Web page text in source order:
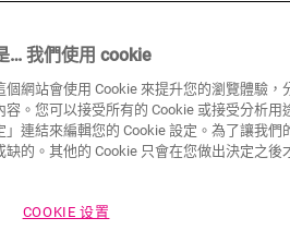
外觀與獨
特的溫度
您是否
的木質
觀嗎？
… 我們使用 cookie
個網站會使用 Cookie 來提升您的瀏覽體驗
容。您可以接受所有的 Cookie 或接受分析
」連結來編輯您的 Cookie 設定。為了讓我
缺的。其他的 Cookie 只會在您做出決定之後
COOKIE 设置